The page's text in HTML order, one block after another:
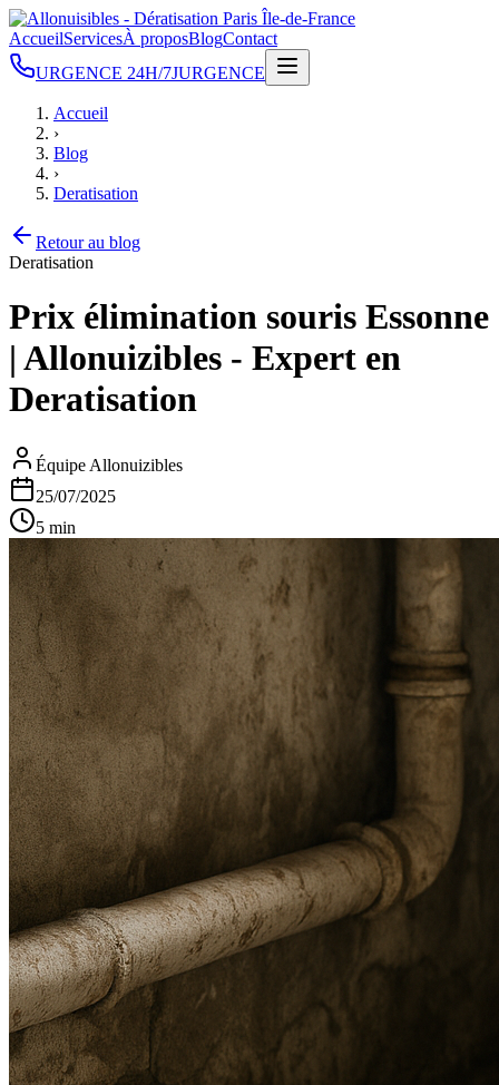
AccueilServicesÀ proposBlogContact
URGENCE 24H/7JURGENCE
Accueil
›
Blog
›
Deratisation
Retour au blog
Deratisation
Prix élimination souris Essonne
| Allonuizibles - Expert en
Deratisation
Équipe Allonuizibles
25/07/2025
5 min